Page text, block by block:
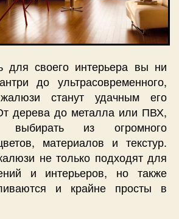
для своего интерьера вы ни
до ультрасовременного,
жалюзи станут удачным его
дерева до металла или ПВХ,
из огромного
материалов и текстур.
не только подходят для
и интерьеров, но также
и крайне просты в